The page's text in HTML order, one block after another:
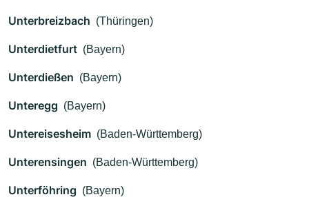
Unterbreizbach (Thüringen)
Unterdietfurt (Bayern)
Unterdießen (Bayern)
Unteregg (Bayern)
Untereisesheim (Baden-Württemberg)
Unterensingen (Baden-Württemberg)
Unterföhring (Bayern)